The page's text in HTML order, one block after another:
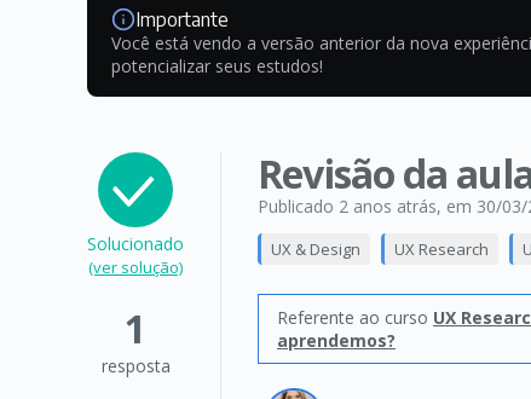
Importante
Você está vendo a versão anterior da nova
potencializar seus estudos!
Solucionado
(ver solução)
1
resposta
Revisão da
Publicado 2 anos atrás, em 30/03/
UX & Design UX Research
Referente ao curso UX
aprendemos?